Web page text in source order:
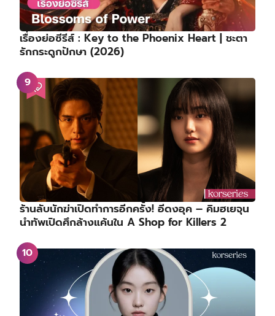
เรื่องย่อซีรีส์ : Key to the Phoenix Heart | ชะตา
รักกระดูกปักษา (2026)
ร้านลับนักฆ่าเปิดทำการอีกครั้ง! อีดงอุค – คิมฮเยจุน
นำทัพเปิดศึกล้างแค้นใน A Shop for Killers 2